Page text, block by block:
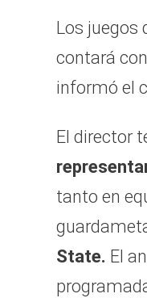
Los juegos
contará
informó el
El director
tanto en
State. El